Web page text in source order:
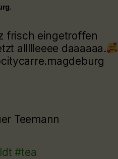
frisch eingetroffen
allllleeee daaaaaa.
Teemann
#tea